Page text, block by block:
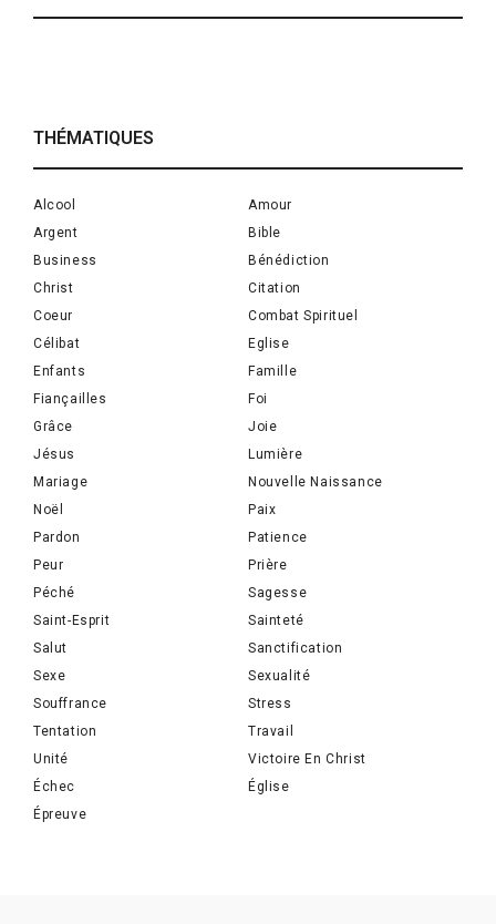
THÉMATIQUES
Alcool
Amour
Argent
Bible
Business
Bénédiction
Christ
Citation
Coeur
Combat Spirituel
Célibat
Eglise
Enfants
Famille
Fiançailles
Foi
Grâce
Joie
Jésus
Lumière
Mariage
Nouvelle Naissance
Noël
Paix
Pardon
Patience
Peur
Prière
Péché
Sagesse
Saint-Esprit
Sainteté
Salut
Sanctification
Sexe
Sexualité
Souffrance
Stress
Tentation
Travail
Unité
Victoire En Christ
Échec
Église
Épreuve